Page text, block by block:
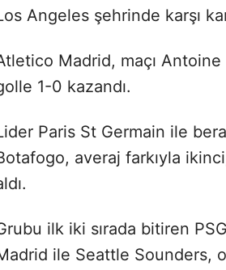
Angeles şehrinde karşı
Madrid, maçı
1-0 kazandı.
Paris St Germain ile
averaj farkıyla
ilk iki sırada bitiren
ile Seattle Sounders,